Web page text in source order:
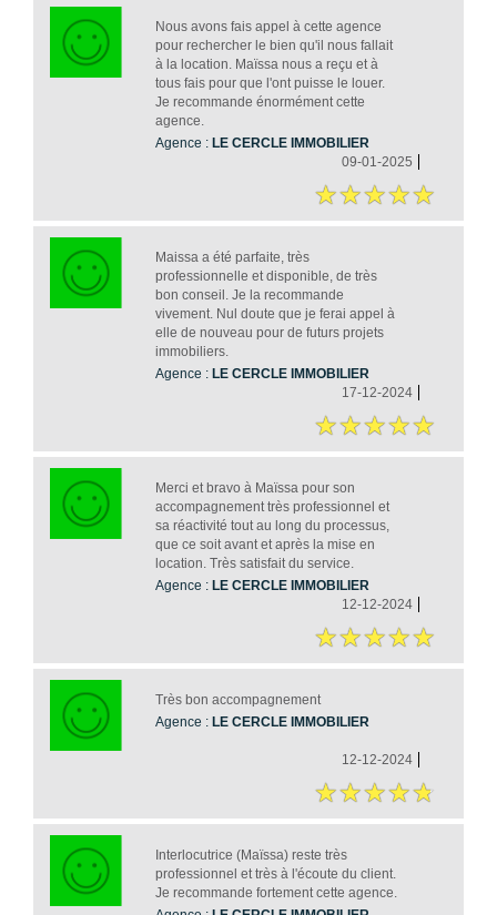
Nous avons fais appel à cette agence
pour rechercher le bien qu'il nous fallait
à la location. Maïssa nous a reçu et à
tous fais pour que l'ont puisse le louer.
Je recommande énormément cette
agence.
Agence : LE CERCLE IMMOBILIER
09-01-2025
Maissa a été parfaite, très
professionnelle et disponible, de très
bon conseil. Je la recommande
vivement. Nul doute que je ferai appel à
elle de nouveau pour de futurs projets
immobiliers.
Agence : LE CERCLE IMMOBILIER
17-12-2024
Merci et bravo à Maïssa pour son
accompagnement très professionnel et
sa réactivité tout au long du processus,
que ce soit avant et après la mise en
location. Très satisfait du service.
Agence : LE CERCLE IMMOBILIER
12-12-2024
Très bon accompagnement
Agence : LE CERCLE IMMOBILIER
12-12-2024
Interlocutrice (Maïssa) reste très
professionnel et très à l'écoute du client.
Je recommande fortement cette agence.